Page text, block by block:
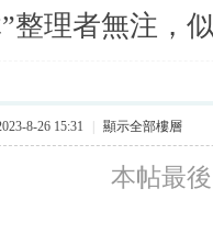
整理者無注，
8-26 15:31 顯示全部樓層
本帖最